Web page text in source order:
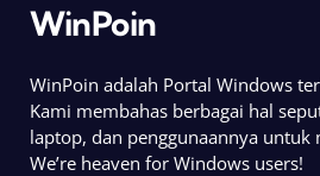
WinPoin
WinPoin adalah Portal Windows
Kami membahas berbagai hal
laptop, dan penggunaannya untuk
We’re heaven for Windows users!